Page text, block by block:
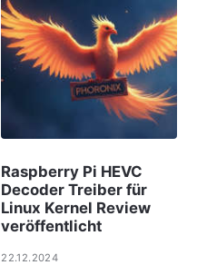
Raspberry Pi HEVC
Decoder Treiber für
Linux Kernel Review
veröffentlicht
22.12.2024